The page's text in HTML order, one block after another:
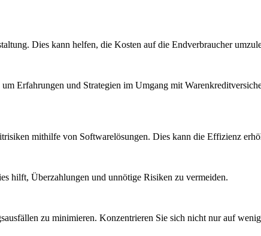
Dies kann helfen, die⁤ Kosten ⁣auf ​die Endverbraucher
​Erfahrungen und Strategien im Umgang mit
mithilfe⁤ von Softwarelösungen. Dies kann die Effizienz
hilft, Überzahlungen und unnötige Risiken zu‍ vermeiden.
zu‍ minimieren. Konzentrieren Sie sich nicht nur​ auf